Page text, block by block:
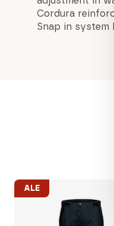
Cordura
Snap in system
ALE